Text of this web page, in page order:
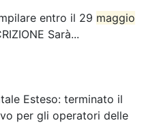
entro il 29 maggio
Sarà...
Esteso: terminato il
per gli operatori delle